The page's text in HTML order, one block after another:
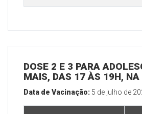
DOSE 2 E 3 PARA
MAIS, DAS 17 ÀS 19H, NA
Data de Vacinação: 5 de julho de